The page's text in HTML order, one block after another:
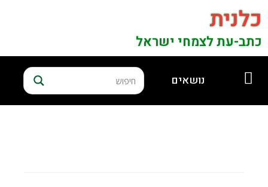
כלנית
כתב-עת לצמחי ישראל
נושאים